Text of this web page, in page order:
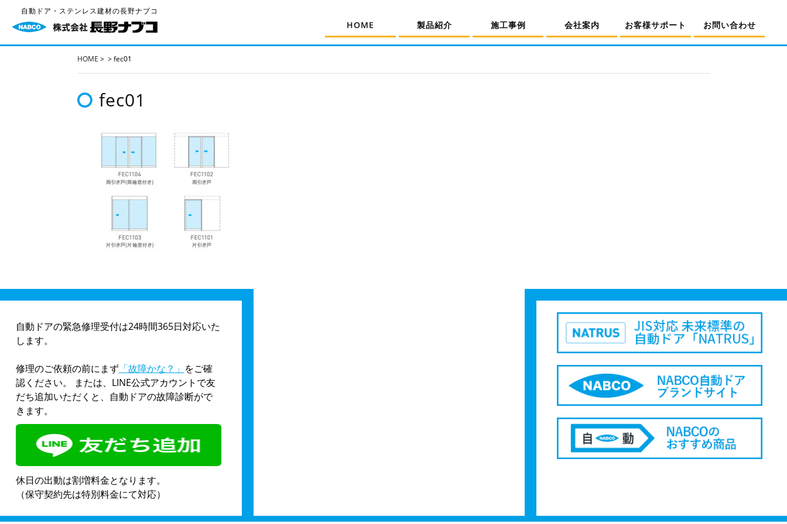
自動ドア・ステンレス建材の長野ナブコ
HOME 製品紹介 施工事例 会社案内 お客様サポート お問い合わせ
HOME > >fec01
fec01
自動ドアの緊急修理受付は24時間365日対応いた
します。
修理のご依頼の前にまず「故障かな？」 をご確
認ください。 または、LINE公式アカウントで友
だち追加いただくと、自動ドアの故障診断がで
きます。
休日の出動は割増料金となります。
（保守契約先は特別料金にて対応）